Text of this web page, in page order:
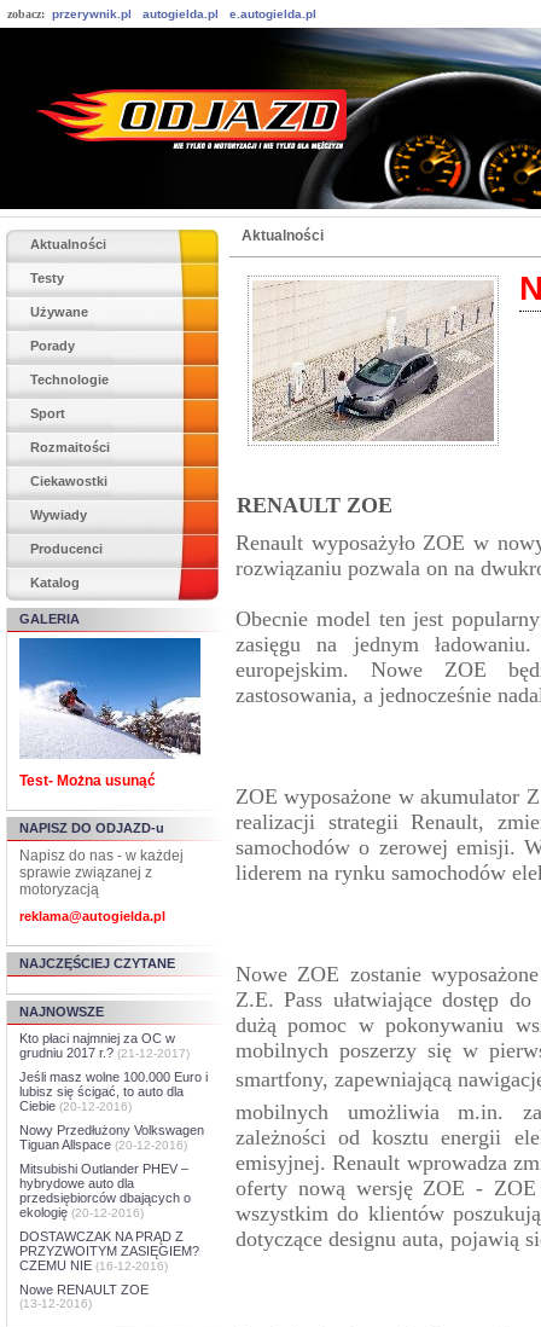
zobacz: przerywnik.pl autogielda.pl e.autogielda.pl
Aktualności
Testy
Używane
Porady
Technologie
Sport
Rozmaitości
Ciekawostki
Wywiady
Producenci
Katalog
GALERIA
Test- Można usunąć
NAPISZ DO ODJAZD-u
Napisz do nas - w każdej
sprawie związanej z
motoryzacją
reklama@autogielda.pl
NAJCZĘŚCIEJ CZYTANE
NAJNOWSZE
Kto płaci najmniej za OC w
grudniu 2017 r.? (21-12-2017)
Jeśli masz wolne 100.000 Euro i
lubisz się ścigać, to auto dla
Ciebie (20-12-2016)
Nowy Przedłużony Volkswagen
Tiguan Allspace (20-12-2016)
Mitsubishi Outlander PHEV –
hybrydowe auto dla
przedsiębiorców dbających o
ekologię (20-12-2016)
DOSTAWCZAK NA PRĄD Z
PRZYZWOITYM ZASIĘGIEM?
CZEMU NIE (16-12-2016)
Nowe RENAULT ZOE
(13-12-2016)
Aktualności
RENAULT ZOE
Renault wyposażyło ZOE w
rozwiązaniu pozwala on na
Obecnie model ten jest
zasięgu na jednym
europejskim. Nowe ZOE
zastosowania, a jednocześnie
ZOE wyposażone w akumulator
realizacji strategii Renault,
samochodów o zerowej emisji.
liderem na rynku samochodów
Nowe ZOE zostanie
Z.E. Pass ułatwiające dostęp
dużą pomoc w pokonywaniu
mobilnych poszerzy się w
smartfony, zapewniającą nawigację
mobilnych umożliwia m.in.
zależności od kosztu energii
emisyjnej. Renault wprowadza
oferty nową wersję ZOE -
wszystkim do klientów
dotyczące designu auta, pojawią